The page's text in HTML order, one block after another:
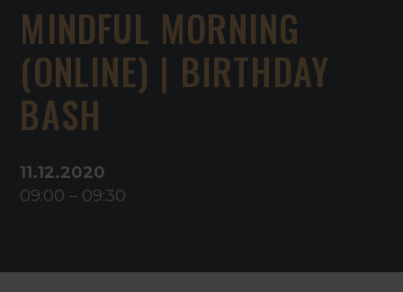
MINDFUL MORNING
(ONLINE) | BIRTHDAY
BASH
11.12.2020
09:00 – 09:30